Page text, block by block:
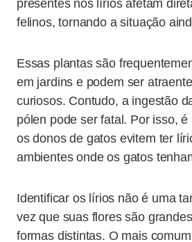
presentes nos lírios afetam
felinos, tornando a situação
Essas plantas são
em jardins e podem ser
curiosos. Contudo, a ingestão
pólen pode ser fatal. Por isso,
os donos de gatos evitem ter
ambientes onde os gatos
Identificar os lírios não é uma
vez que suas flores são
formas distintas. O mais